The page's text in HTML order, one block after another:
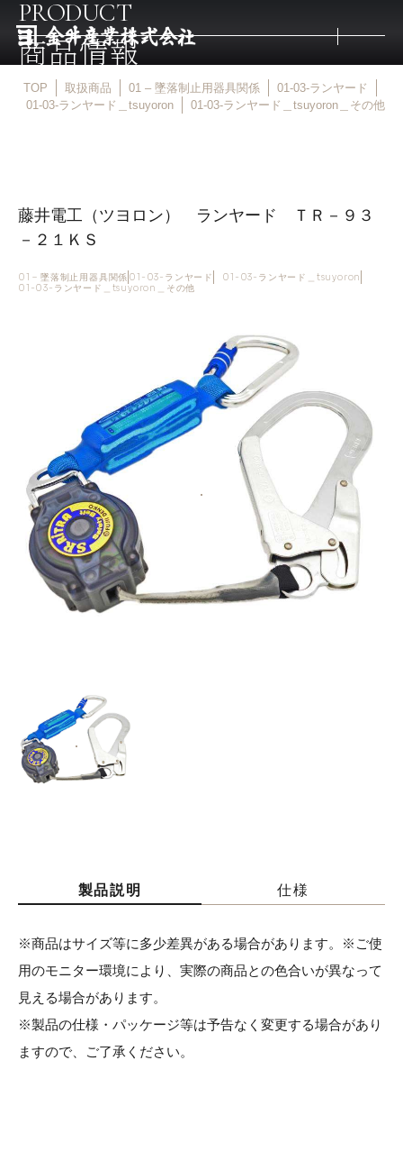
トップ
取扱メーカー
金井産業の強み
お知らせ
採用情報
PRODUCT
商品情報
TOP 取扱商品 01 – 墜落制止用器具関係
01-03-ランヤード
01-03-ランヤード＿tsuyoron
01-03-ランヤード＿tsuyoron＿その他
藤井電工（ツヨロン） ランヤード ＴＲ－９３
－２１ＫＳ
01 – 墜落制止用器具関係 01-03-ランヤード
01-03-ランヤード＿tsuyoron
01-03-ランヤード＿tsuyoron＿その他
製品説明 仕様
※商品はサイズ等に多少差異がある場合があります。※ご使
用のモニター環境により、実際の商品との色合いが異なって
見える場合があります。
※製品の仕様・パッケージ等は予告なく変更する場合があり
ますので、ご了承ください。